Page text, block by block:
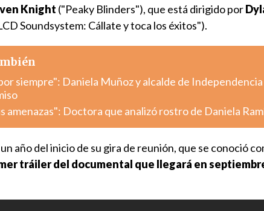
Knight ("Peaky Blinders"), que está dirigido por
Soundsystem: Cállate y toca los éxitos").
siempre": Daniela Muñoz y alcalde de
amenazas": Doctora que analizó rostro de Daniela
año del inicio de su gira de reunión, que se conoció
tráiler del documental que llegará en